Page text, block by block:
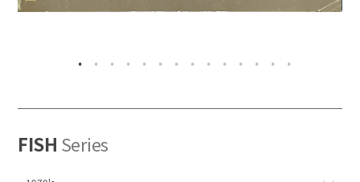
FISH Series